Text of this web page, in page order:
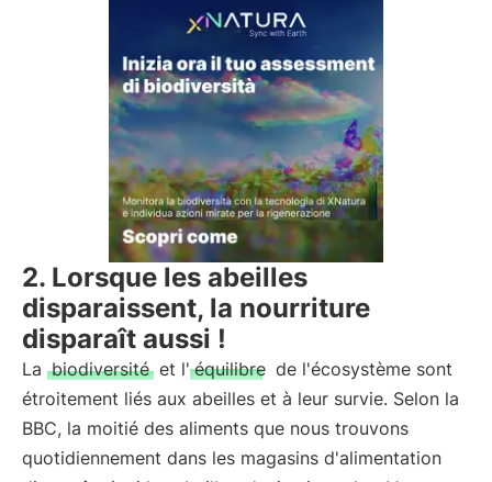
2. Lorsque les abeilles
disparaissent, la nourriture
disparaît aussi !
La biodiversité et l' équilibre de l'écosystème sont
étroitement liés aux abeilles et à leur survie. Selon la
BBC, la moitié des aliments que nous trouvons
quotidiennement dans les magasins d'alimentation